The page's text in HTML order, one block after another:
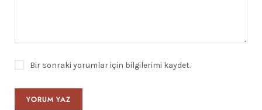
Bir sonraki yorumlar için bilgilerimi kaydet.